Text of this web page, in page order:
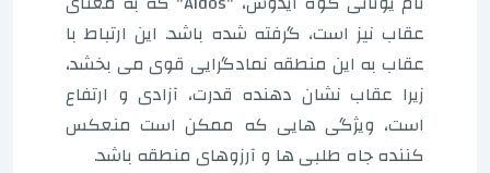
عقاب نیز است، گرفته شده باشد. این ارتباط با
عقاب به این منطقه نمادگرایی قوی می بخشد،
زیرا عقاب نشان دهنده قدرت، آزادی و ارتفاع
است، ویژگی هایی که ممکن است منعکس
کننده جاه طلبی ها و آرزوهای منطقه باشد.